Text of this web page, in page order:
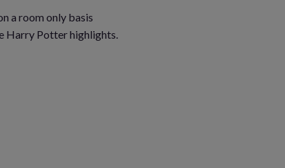
a room only basis
Harry Potter highlights.